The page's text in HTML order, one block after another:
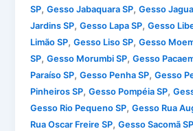
SP,Gesso Jabaquara SP,Gesso
Jardins SP,Gesso Lapa SP,Gesso
Limão SP,Gesso Liso SP,Gesso
SP,Gesso Morumbi SP,Gesso
Paraíso SP,Gesso Penha SP,Gesso
Pinheiros SP,Gesso Pompéia SP,
Gesso Rio Pequeno SP,Gesso Rua
Rua Oscar Freire SP,Gesso Sacomã SP